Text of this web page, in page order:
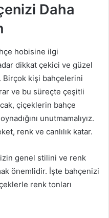
Daha
hobisine ilgi
dikkat çekici ve güzel
Birçok kişi bahçelerini
ve bu süreçte çeşitli
çiçeklerin bahçe
unutmamalıyız.
renk ve canlılık katar.
genel stilini ve renk
önemlidir. İşte bahçenizi
renk tonları